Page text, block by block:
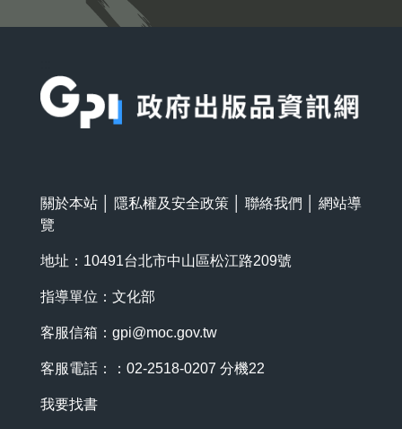
關於本站 隱私權及安全政策 聯絡我們
網站導
覽
地址：10491台北市中山區松江路209號
指導單位：文化部
客服信箱： gpi@moc.gov.tw
客服電話：：02-2518-0207 分機22
我要找書